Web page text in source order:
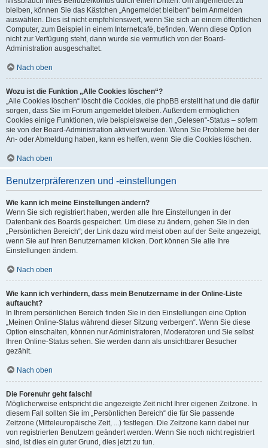
bleiben, können Sie das Kästchen „Angemeldet bleiben“ beim Anmelden
auswählen. Dies ist nicht empfehlenswert, wenn Sie sich an einem öffentlichen
Computer, zum Beispiel in einem Internetcafé, befinden. Wenn diese Option
nicht zur Verfügung steht, dann wurde sie vermutlich von der Board-
Administration ausgeschaltet.
Nach oben
Wozu ist die Funktion „Alle Cookies löschen“?
„Alle Cookies löschen“ löscht die Cookies, die phpBB erstellt hat und die dafür
sorgen, dass Sie im Forum angemeldet bleiben. Außerdem ermöglichen
Cookies einige Funktionen, wie beispielsweise den „Gelesen“-Status – sofern
sie von der Board-Administration aktiviert wurden. Wenn Sie Probleme bei der
An- oder Abmeldung haben, kann es helfen, wenn Sie die Cookies löschen.
Nach oben
Benutzerpräferenzen und -einstellungen
Wie kann ich meine Einstellungen ändern?
Wenn Sie sich registriert haben, werden alle Ihre Einstellungen in der
Datenbank des Boards gespeichert. Um diese zu ändern, gehen Sie in den
„Persönlichen Bereich“; der Link dazu wird meist oben auf der Seite angezeigt,
wenn Sie auf Ihren Benutzernamen klicken. Dort können Sie alle Ihre
Einstellungen ändern.
Nach oben
Wie kann ich verhindern, dass mein Benutzername in der Online-Liste
auftaucht?
In Ihrem persönlichen Bereich finden Sie in den Einstellungen eine Option
„Meinen Online-Status während dieser Sitzung verbergen“. Wenn Sie diese
Option einschalten, können nur Administratoren, Moderatoren und Sie selbst
Ihren Online-Status sehen. Sie werden dann als unsichtbarer Besucher
gezählt.
Nach oben
Die Forenuhr geht falsch!
Möglicherweise entspricht die angezeigte Zeit nicht Ihrer eigenen Zeitzone. In
diesem Fall sollten Sie im „Persönlichen Bereich“ die für Sie passende
Zeitzone (Mitteleuropäische Zeit, ...) festlegen. Die Zeitzone kann dabei nur
von registrierten Benutzern geändert werden. Wenn Sie noch nicht registriert
sind, ist dies ein guter Grund, dies jetzt zu tun.